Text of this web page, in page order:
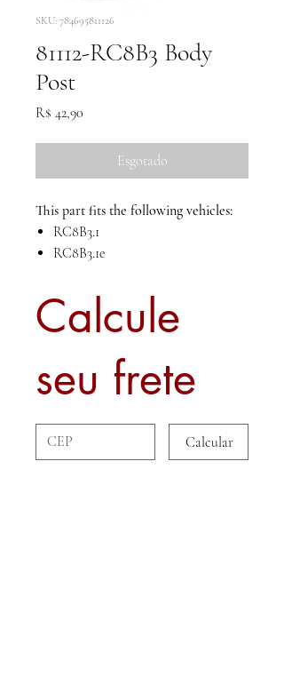
SKU: 784695811126
81112-RC8B3 Body
Post
R$ 42,90
Esgotado
This part fits the following vehicles:
RC8B3.1
RC8B3.1e
Calcule
seu frete
Calcular